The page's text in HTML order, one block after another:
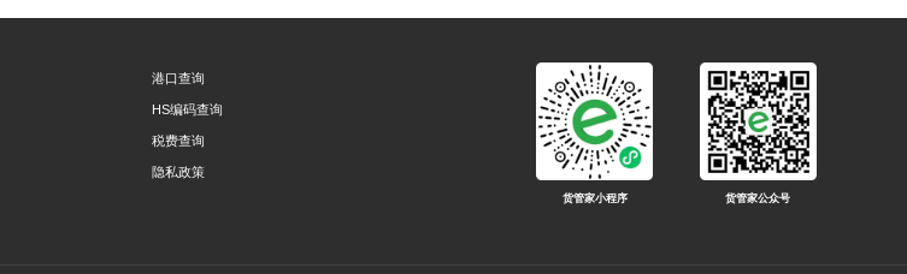
港口查询
HS编码查询
税费查询
隐私政策
货管家小程序 货管家公众号